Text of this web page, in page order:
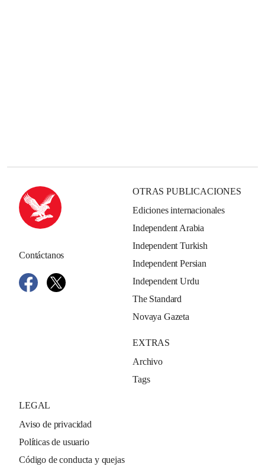
Contáctanos
OTRAS PUBLICACIONES
Ediciones internacionales
Independent Arabia
Independent Turkish
Independent Persian
Independent Urdu
The Standard
Novaya Gazeta
EXTRAS
Archivo
Tags
LEGAL
Aviso de privacidad
Políticas de usuario
Código de conducta y quejas